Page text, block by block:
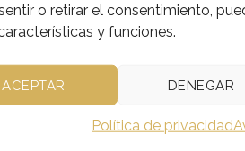
o retirar el consentimiento,
y funciones.
ACEPTAR DENEGAR
Política de privacidad
el altar en diferentes colores. El
RELACIONADOS